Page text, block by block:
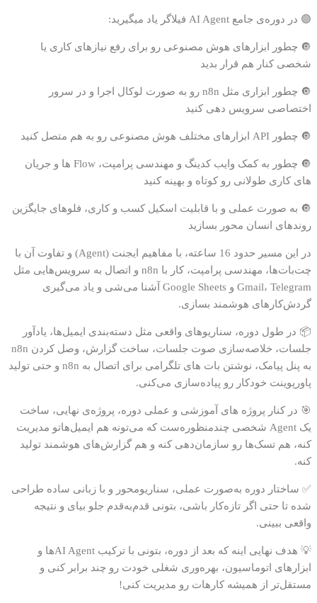
🟣 در دوره‌ی جامع AI Agent فیلاگر یاد میگیرید:
🔘 چطور ابزارهای هوش مصنوعی رو برای رفع نیازهای کاری یا
شخصی کنار هم قرار بدید
🔘 چطور ابزاری مثل n8n رو به صورت لوکال اجرا و در سرور
اختصاصی سرویس دهی کنید
🔘 چطور API ابزارهای مختلف هوش مصنوعی رو به هم متصل کنید
🔘 چطور به کمک وایب کدینگ و مهندسی پرامپت، Flow ها و جریان
های کاری طولانی رو کوتاه و بهینه کنید
🔘 به صورت عملی و با قابلیت اسکیل کسب و کاری، فلوهای جایگزین
روندهای انسان محور بسازید
در این مسیر حدود 16 ساعته، با مفاهیم ایجنت (Agent) و تفاوت آن با
چت‌بات‌ها، مهندسی پرامپت، کار با n8n و اتصال به سرویس‌هایی مثل
Gmail، Telegram و Google Sheets آشنا می‌شی و یاد می‌گیری
گردش‌کارهای هوشمند بسازی.
📦 در طول دوره، سناریوهای واقعی مثل دسته‌بندی ایمیل‌ها، یادآور
جلسات، خلاصه‌سازی صوت جلسات، ساخت گزارش، وصل کردن n8n
به پنل پیامک، نوشتن بات های تلگرامی برای اتصال به n8n و حتی تولید
پاورپوینت خودکار رو پیاده‌سازی می‌کنی.
🎯 در کنار پروژه‌ های آموزشی و عملی دوره، پروژه‌ی نهایی، ساخت
یک Agent شخصی چندمنظوره‌ست که می‌تونه هم ایمیل‌هاتو مدیریت
کنه، هم تسک‌ها رو سازمان‌دهی کنه و هم گزارش‌های هوشمند تولید
کنه.
✅ ساختار دوره به‌صورت عملی، سناریومحور و با زبانی ساده طراحی
شده تا حتی اگر تازه‌کار باشی، بتونی قدم‌به‌قدم جلو بیای و نتیجه
واقعی ببینی.
💡 هدف نهایی اینه که بعد از دوره، بتونی با ترکیب AI Agentها و
ابزارهای اتوماسیون، بهره‌وری شغلی خودت رو چند برابر کنی و
مستقل‌تر از همیشه کارهات رو مدیریت کنی!